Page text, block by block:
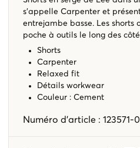
s’appelle Carpenter et
entrejambe basse. Les
poche à outils le long des
Shorts
Carpenter
Relaxed fit
Détails workwear
Couleur : Cement
Numéro d'article : 123571-